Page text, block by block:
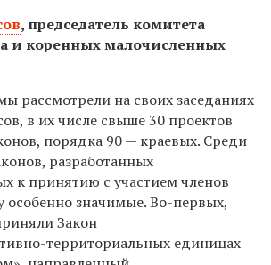
, председатель комитета
и коренных малочисленных
рассмотрели на своих заседаниях
в их числе свыше 30 проектов
порядка 90 — краевых. Среди
разработанных
к принятию с участием членов
особенно значимые. Во-первых,
Закон
территориальных единицах